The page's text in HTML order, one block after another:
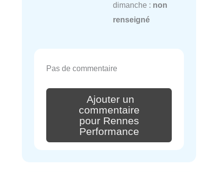
dimanche : non
renseigné
Pas de commentaire
Ajouter un
commentaire
pour Rennes
Performance